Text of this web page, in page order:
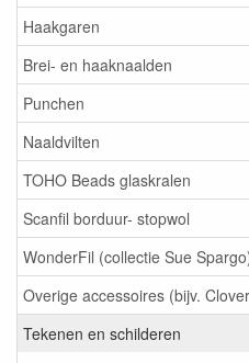
Haakgaren
Brei- en haaknaalden
Punchen
Naaldvilten
TOHO Beads glaskralen
Scanfil borduur- stopwol
WonderFil (collectie Sue
Overige accessoires (bijv.
Tekenen en schilderen